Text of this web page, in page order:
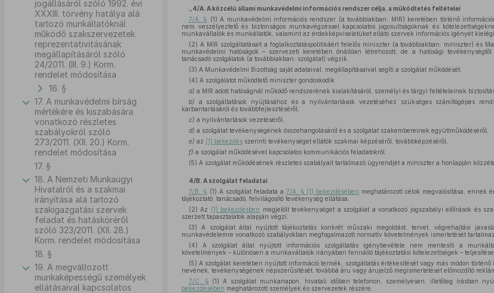
jogállásáról szóló 1992. évi
XXXIII. törvény hatálya alá
tartozó munkáltatóknál
működő szakszervezetek
reprezentativitásának
megállapításáról szóló
24/2011. (III. 9.) Korm.
rendelet módosítása
16. §
17. A munkavédelmi bírság
mértékére és kiszabására
vonatkozó részletes
szabályokról szóló
273/2011. (XII. 20.) Korm.
rendelet módosítása
17. §
18. A Nemzeti Munkaügyi
Hivatalról és a szakmai
irányítása alá tartozó
szakigazgatási szervek
feladat és hatásköréről
szóló 323/2011. (XII. 28.)
Korm. rendelet módosítása
18. §
19. A megváltozott
munkaképességű személyek
ellátásaival kapcsolatos
„4/A. A közcélú állami munkavédelmi információs rendszer célja, a működtetés feltételei
7/A. § (1) A munkavédelmi információs rendszer (a továbbiakban: MIR) keretében történő
nem veszélyeztető és biztonságos munkavégzéssel kapcsolatos jogosultságoknak és
munkavállalók és munkáltatók, valamint az érdekképviseletüket ellátó szervek információs igényét
(2) A MIR szolgáltatásait a foglalkoztatáspolitikáért felelős miniszter (a továbbiakban: miniszter) és
munkavédelmi hatóságok – szervezeti keretében önállóan létrehozott, de a hatósági
tanácsadó szolgálatok (a továbbiakban: szolgálat) végzik.
(3) A Munkavédelmi Bizottság saját adataival, megállapításaival segíti a szolgálat működését.
(4) A szolgálatot működtető miniszter gondoskodik
a) a MIR adott hatóságnál működő rendszerének kialakításáról, személyi és tárgyi feltételeinek
b) a szolgáltatások nyújtásához és a nyilvántartások vezetéséhez szükséges számítógépes
karbantartásáról és továbbfejlesztéséről,
c) a nyilvántartások vezetéséről,
d) a szolgálat tevékenységének összehangolásáról és a szolgálat szakembereinek együttműködéséről,
e) az (1) bekezdésszerinti tevékenységet ellátók szakmai képzéséről, továbbképzéséről,
f) a szolgálat működésével kapcsolatos kommunikációs feladatokról.
(5) A szolgálat működésének részletes szabályait tartalmazó ügyrendjét a miniszter a honlapján
4/B. A szolgálat feladatai
7/B. § (1) A szolgálat feladata a 7/A. § (1) bekezdésében meghatározott célok megvalósítása, ennek
tájékoztató, tanácsadó, felvilágosító tevékenység ellátása.
(2) Az (1) bekezdésben megjelölt tevékenységet a szolgálat a vonatkozó jogszabályi előírások és
szerzett tapasztalatok alapján végzi.
(3) A szolgálat által nyújtott tájékoztatás konkrét műszaki megoldást, tervet, végrehajtási
munkavédelemre vonatkozó szabályokban megfogalmazott normatív követelmények ismertetését
(4) A szolgálat által nyújtott információs szolgáltatás igénybevétele nem mentesíti a
követelmények – különösen a munkavállalók irányában fennálló tájékoztatási kötelezettségek – teljesítése
(5) A szolgálat keretében nyújtott információ termék, szolgáltatás értékesítését vagy más módon
nevének, tevékenységének népszerűsítését, továbbá áru vagy árujelző megismertetését előmozdító
7/C. § (1) A szolgálat munkanapon, hivatali időben telefonon, személyesen, illetőleg írásban
bekezdésében meghatározott személyek és szervezetek részére.